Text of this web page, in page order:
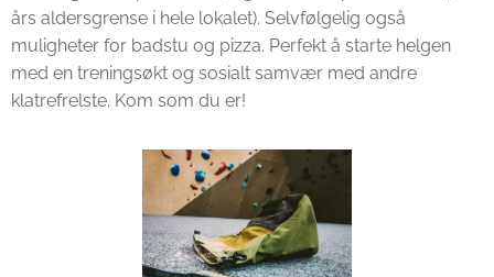
års aldersgrense i hele lokalet). Selvfølgelig også
muligheter for badstu og pizza. Perfekt å starte helgen
med en treningsøkt og sosialt samvær med andre
klatrefrelste. Kom som du er!